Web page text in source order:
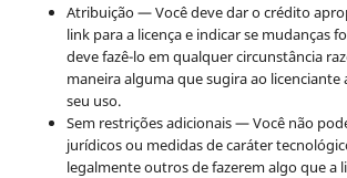
Atribuição — Você deve dar o crédito
link para a licença e indicar se mudanças
deve fazê-lo em qualquer circunstância
maneira alguma que sugira ao licenciante
seu uso.
Sem restrições adicionais — Você não
jurídicos ou medidas de caráter
legalmente outros de fazerem algo que a